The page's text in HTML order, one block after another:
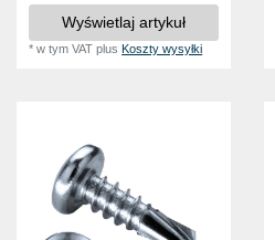
Wyświetlaj artykuł
*w tym VAT plusKoszty wysyłki